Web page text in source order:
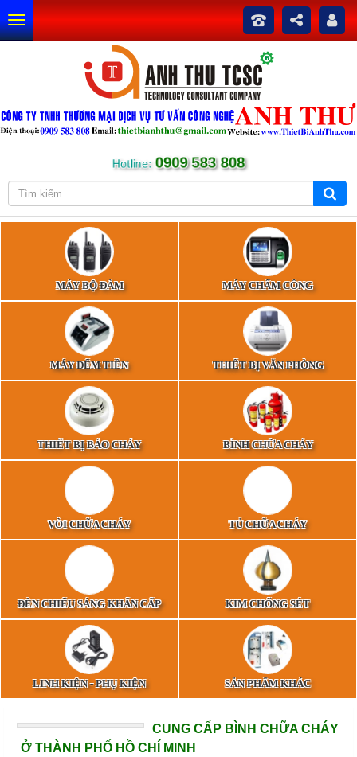
Hotline: 0909 583 808
MÁY BỘ ĐÀM MÁY CHẤM CÔNG
MÁY ĐẾM TIỀN THIẾT BỊ VĂN PHÒNG
THIẾT BỊ BÁO CHÁY BÌNH CHỮA CHÁY
VÒI CHỮA CHÁY TỦ CHỮA CHÁY
ĐÈN CHIẾU SÁNG KHẨN CẤP KIM CHỐNG SÉT
LINH KIỆN - PHỤ KIỆN SẢN PHẨM KHÁC
CUNG CẤP BÌNH CHỮA CHÁY
Ở THÀNH PHỐ HỒ CHÍ MINH